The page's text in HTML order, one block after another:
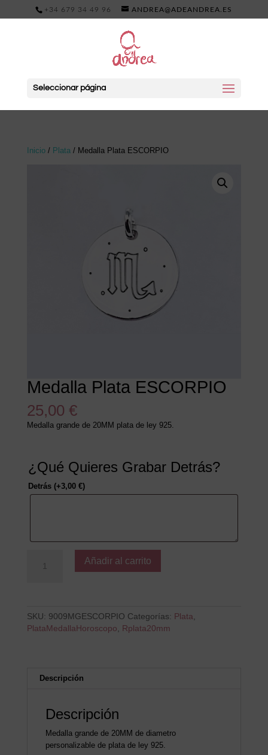
+34 679 34 49 96 ANDREA@ADEANDREA.ES
Seleccionar página
Inicio/ Plata/ Medalla Plata ESCORPIO
Medalla Plata ESCORPIO
25,00 €
Medalla grande de 20MM plata de ley 925.
¿Qué Quieres Grabar Detrás?
Detrás (+3,00 €)
Plata
Añadir al carrito
SKU: 9009MGESCORPIO Categorías: Plata,
PlataMedallaHoroscopo, Rplata20mm
Descripción
Descripción
Medalla grande de 20MM de diametro
personalizable de plata de ley 925.